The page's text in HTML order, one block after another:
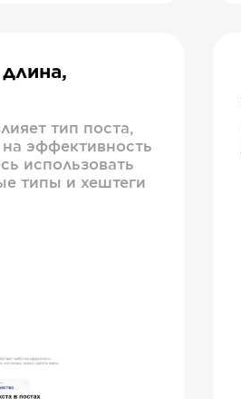
тип поста,
на эффективность
использовать
типы и хештеги